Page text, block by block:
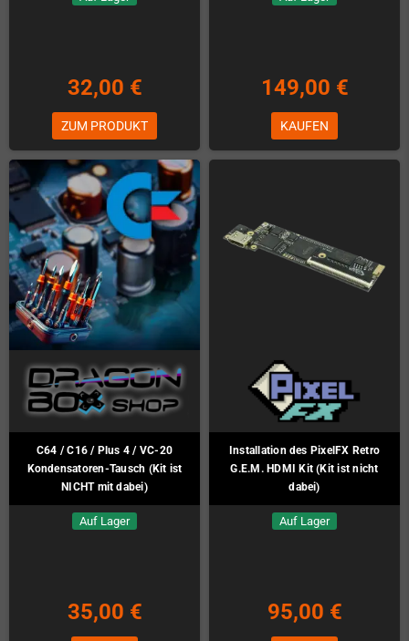
32,00 €
ZUM PRODUKT
149,00 €
KAUFEN
C64 / C16 / Plus 4 / VC-20
Kondensatoren-Tausch (Kit ist
NICHT mit dabei)
Auf Lager
35,00 €
Installation des PixelFX Retro
G.E.M. HDMI Kit (Kit ist nicht
dabei)
Auf Lager
95,00 €